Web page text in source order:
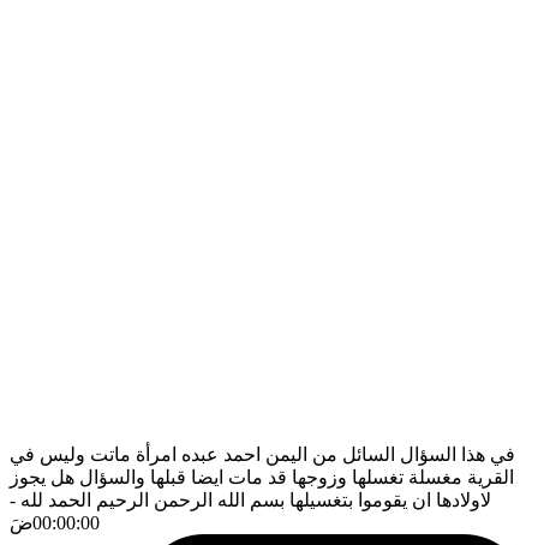
في هذا السؤال السائل من اليمن احمد عبده امرأة ماتت وليس في
القرية مغسلة تغسلها وزوجها قد مات ايضا قبلها والسؤال هل يجوز
لاولادها ان يقوموا بتغسيلها بسم الله الرحمن الرحيم الحمد لله -
00:00:00ضَ